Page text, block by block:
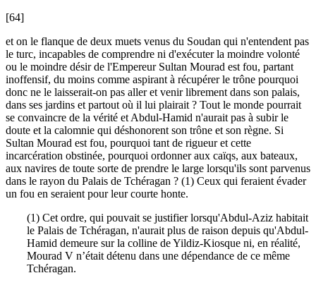
[64]
et on le flanque de deux muets venus du Soudan qui n'entendent pas
le turc, incapables de comprendre ni d'exécuter la moindre volonté
ou le moindre désir de l'Empereur Sultan Mourad est fou, partant
inoffensif, du moins comme aspirant à récupérer le trône pourquoi
donc ne le laisserait-on pas aller et venir librement dans son palais,
dans ses jardins et partout où il lui plairait ? Tout le monde pourrait
se convaincre de la vérité et Abdul-Hamid n'aurait pas à subir le
doute et la calomnie qui déshonorent son trône et son règne. Si
Sultan Mourad est fou, pourquoi tant de rigueur et cette
incarcération obstinée, pourquoi ordonner aux caïqs, aux bateaux,
aux navires de toute sorte de prendre le large lorsqu'ils sont parvenus
dans le rayon du Palais de Tchéragan ? (1) Ceux qui feraient évader
un fou en seraient pour leur courte honte.
(1) Cet ordre, qui pouvait se justifier lorsqu'Abdul-Aziz habitait
le Palais de Tchéragan, n'aurait plus de raison depuis qu'Abdul-
Hamid demeure sur la colline de Yildiz-Kiosque ni, en réalité,
Mourad V n’était détenu dans une dépendance de ce même
Tchéragan.